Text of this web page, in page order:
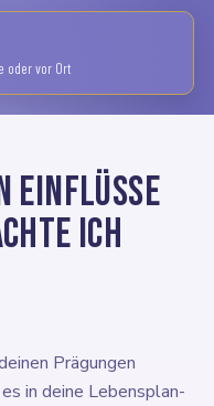
oder vor Ort
Einflüsse
ich
Prägungen
in deine Lebensplan-